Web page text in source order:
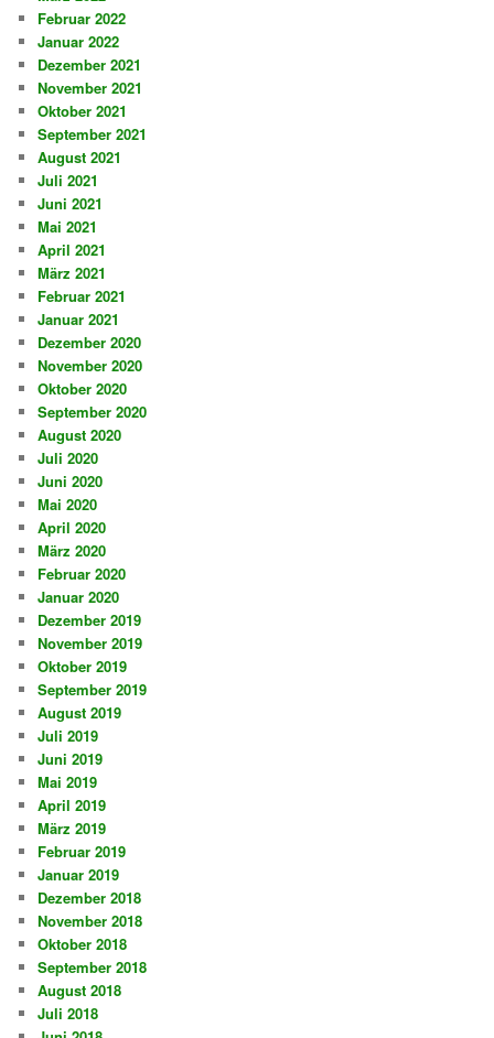
Februar 2022
Januar 2022
Dezember 2021
November 2021
Oktober 2021
September 2021
August 2021
Juli 2021
Juni 2021
Mai 2021
April 2021
März 2021
Februar 2021
Januar 2021
Dezember 2020
November 2020
Oktober 2020
September 2020
August 2020
Juli 2020
Juni 2020
Mai 2020
April 2020
März 2020
Februar 2020
Januar 2020
Dezember 2019
November 2019
Oktober 2019
September 2019
August 2019
Juli 2019
Juni 2019
Mai 2019
April 2019
März 2019
Februar 2019
Januar 2019
Dezember 2018
November 2018
Oktober 2018
September 2018
August 2018
Juli 2018